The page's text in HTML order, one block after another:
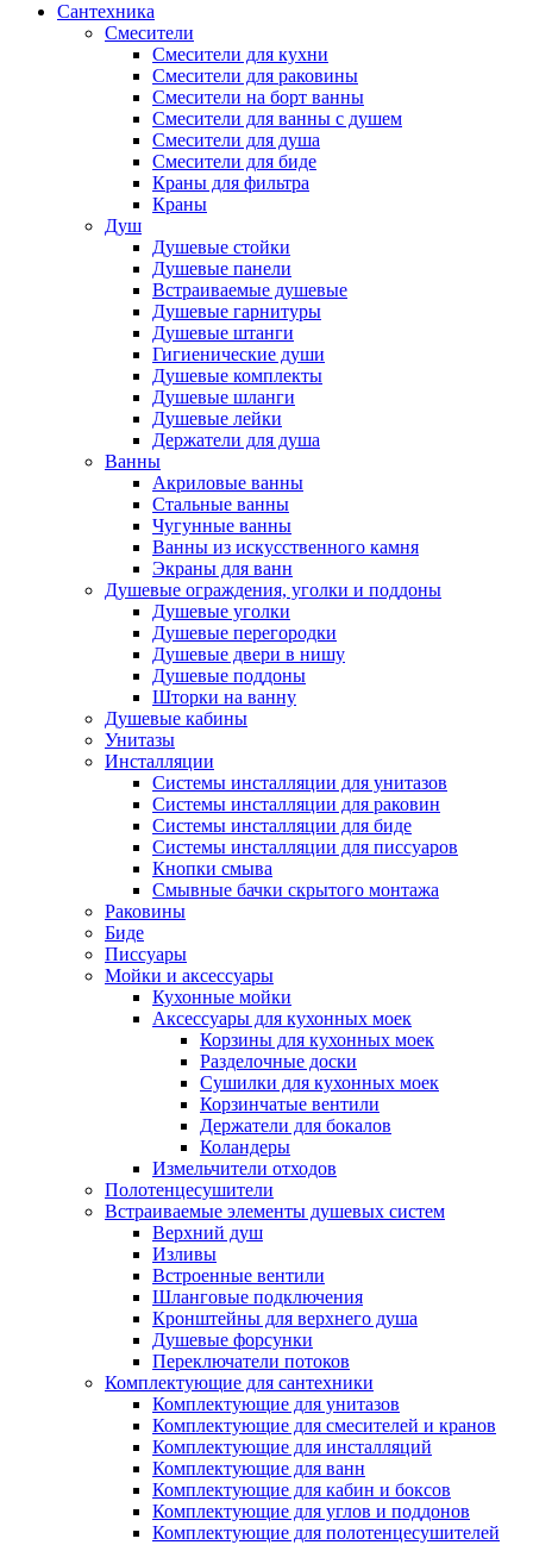
Сантехника
Смесители
Смесители для кухни
Смесители для раковины
Смесители на борт ванны
Смесители для ванны с душем
Смесители для душа
Смесители для биде
Краны для фильтра
Краны
Душ
Душевые стойки
Душевые панели
Встраиваемые душевые
Душевые гарнитуры
Душевые штанги
Гигиенические души
Душевые комплекты
Душевые шланги
Душевые лейки
Держатели для душа
Ванны
Акриловые ванны
Стальные ванны
Чугунные ванны
Ванны из искусственного камня
Экраны для ванн
Душевые ограждения, уголки и поддоны
Душевые уголки
Душевые перегородки
Душевые двери в нишу
Душевые поддоны
Шторки на ванну
Душевые кабины
Унитазы
Инсталляции
Системы инсталляции для унитазов
Системы инсталляции для раковин
Системы инсталляции для биде
Системы инсталляции для писсуаров
Кнопки смыва
Смывные бачки скрытого монтажа
Раковины
Биде
Писсуары
Мойки и аксессуары
Кухонные мойки
Аксессуары для кухонных моек
Корзины для кухонных моек
Разделочные доски
Сушилки для кухонных моек
Корзинчатые вентили
Держатели для бокалов
Коландеры
Измельчители отходов
Полотенцесушители
Встраиваемые элементы душевых систем
Верхний душ
Изливы
Встроенные вентили
Шланговые подключения
Кронштейны для верхнего душа
Душевые форсунки
Переключатели потоков
Комплектующие для сантехники
Комплектующие для унитазов
Комплектующие для смесителей и кранов
Комплектующие для инсталляций
Комплектующие для ванн
Комплектующие для кабин и боксов
Комплектующие для углов и поддонов
Комплектующие для полотенцесушителей